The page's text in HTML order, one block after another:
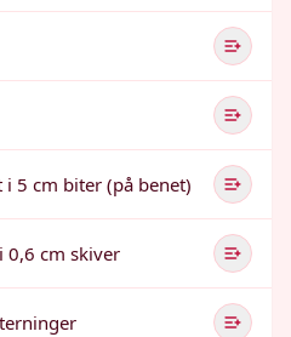
i 5 cm biter (på benet)
0,6 cm skiver